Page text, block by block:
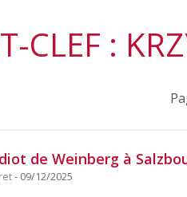
CLEF :
de Weinberg à
- 09/12/2025